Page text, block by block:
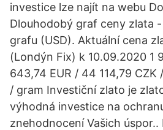
investice lze najít na webu
Dlouhodobý graf ceny zlata
grafu (USD). Aktuální cena
(Londýn Fix) k 10.09.2020 1
643,74 EUR / 44 114,79 CZK
/ gram Investiční zlato je
výhodná investice na
znehodnocení Vašich